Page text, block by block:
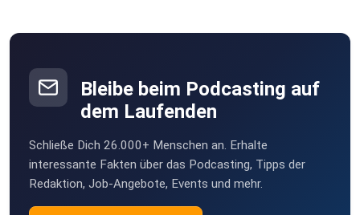
Bleibe beim Podcasting auf
dem Laufenden
Schließe Dich 26.000+ Menschen an. Erhalte
interessante Fakten über das Podcasting, Tipps der
Redaktion, Job-Angebote, Events und mehr.